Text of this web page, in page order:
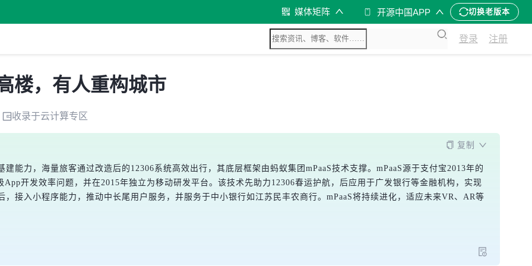
媒体矩阵 开源中国APP 切换老版本
登录 注册
楼，有人重构城市
收录于云计算专区
复制
能力，海量旅客通过改造后的12306系统高效出行，其底层框架由蚂蚁集团mPaaS技术支撑。mPaaS源于支付宝2013年的
开发效率问题，并在2015年独立为移动研发平台。该技术先助力12306春运护航，后应用于广发银行等金融机构，实现
，接入小程序能力，推动中长尾用户服务，并服务于中小银行如江苏民丰农商行。mPaaS将持续进化，适应未来VR、AR等